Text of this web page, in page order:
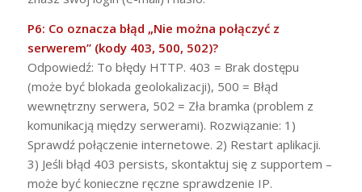
P6: Co oznacza błąd „Nie można połączyć z
serwerem” (kody 403, 500, 502)?
Odpowiedź: To błędy HTTP. 403 = Brak dostępu
(może być blokada geolokalizacji), 500 = Błąd
wewnętrzny serwera, 502 = Zła bramka (problem z
komunikacją między serwerami). Rozwiązanie: 1)
Sprawdź połączenie internetowe. 2) Restart aplikacji.
3) Jeśli błąd 403 persists, skontaktuj się z supportem –
może być konieczne ręczne sprawdzenie IP.